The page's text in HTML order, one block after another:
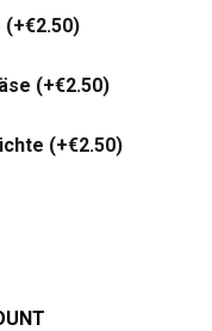
(+€2.50)
(+€2.50)
(+€2.50)